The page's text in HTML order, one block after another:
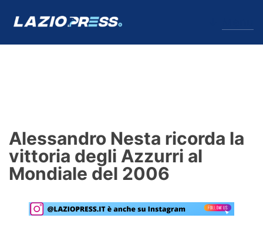
Formello
Infortuni
Primavera
Alessandro Nesta ricorda la
vittoria degli Azzurri al
Mondiale del 2006